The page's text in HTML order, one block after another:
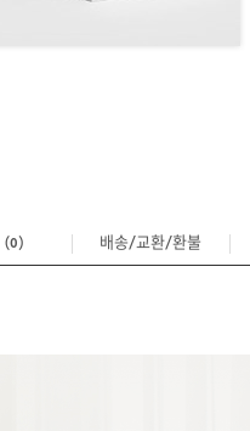
(0) 배송/교환/환불